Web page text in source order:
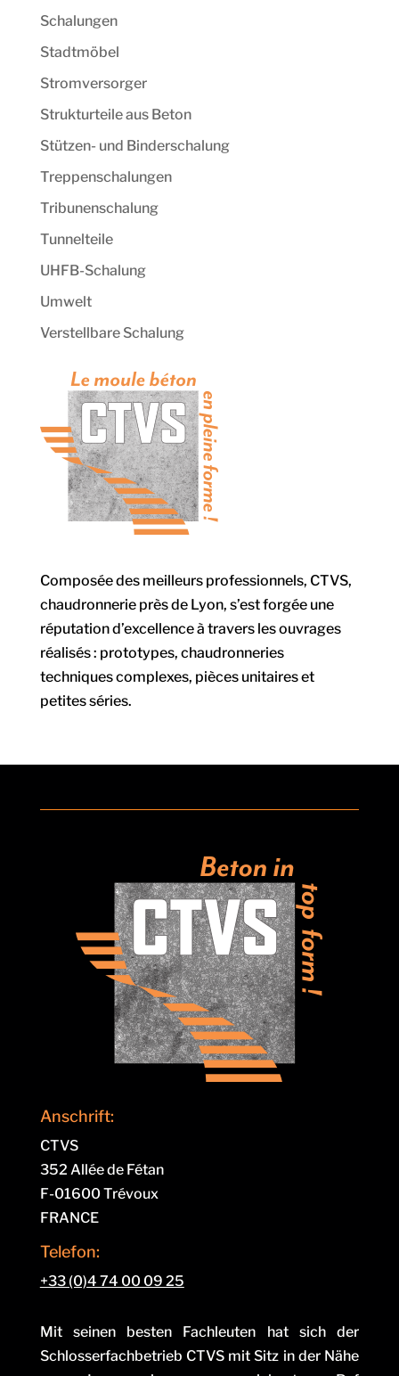
Schalungen
Stadtmöbel
Stromversorger
Strukturteile aus Beton
Stützen- und Binderschalung
Treppenschalungen
Tribunenschalung
Tunnelteile
UHFB-Schalung
Umwelt
Verstellbare Schalung
Composée des meilleurs professionnels, CTVS,
chaudronnerie près de Lyon, s’est forgée une
réputation d’excellence à travers les ouvrages
réalisés : prototypes, chaudronneries
techniques complexes, pièces unitaires et
petites séries.
Anschrift:
CTVS
352 Allée de Fétan
F-01600 Trévoux
FRANCE
Telefon:
+33 (0)4 74 00 09 25
Mit seinen besten Fachleuten hat sich der
Schlosserfachbetrieb CTVS mit Sitz in der Nähe